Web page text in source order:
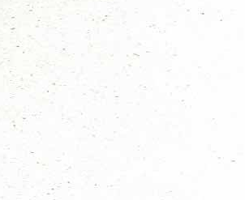
Ontdek Scouting Vlierden?
Scouting staat voor uitdaging! Scouting biedt
Meer informatie